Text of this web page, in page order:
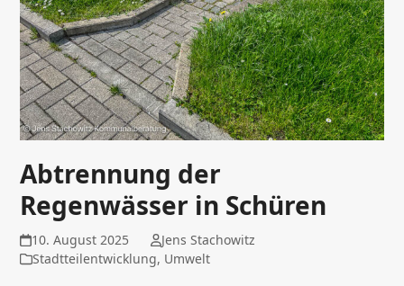
Abtrennung der
Regenwässer in Schüren
10. August 2025
Jens Stachowitz
Stadtteilentwicklung, Umwelt